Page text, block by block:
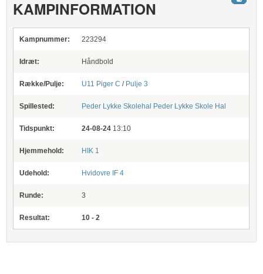
KAMPINFORMATION
Kampnummer: 223294
Idræt: Håndbold
Række/Pulje: U11 Piger C / Pulje 3
Spillested: Peder Lykke Skolehal Peder Lykke Skole Hal
Tidspunkt: 24-08-24 13:10
Hjemmehold: HIK 1
Udehold: Hvidovre IF 4
Runde: 3
Resultat: 10 - 2